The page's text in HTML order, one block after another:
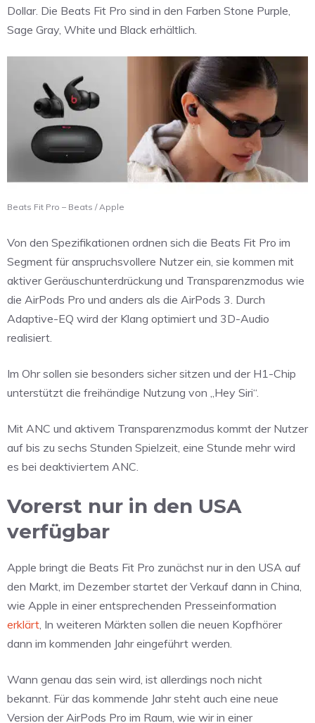
Dollar. Die Beats Fit Pro sind in den Farben Stone Purple,
Sage Gray, White und Black erhältlich.
Beats Fit Pro – Beats / Apple
Von den Spezifikationen ordnen sich die Beats Fit Pro im
Segment für anspruchsvollere Nutzer ein, sie kommen mit
aktiver Geräuschunterdrückung und Transparenzmodus wie
die AirPods Pro und anders als die AirPods 3. Durch
Adaptive-EQ wird der Klang optimiert und 3D-Audio
realisiert.
Im Ohr sollen sie besonders sicher sitzen und der H1-Chip
unterstützt die freihändige Nutzung von „Hey Siri“.
Mit ANC und aktivem Transparenzmodus kommt der Nutzer
auf bis zu sechs Stunden Spielzeit, eine Stunde mehr wird
es bei deaktiviertem ANC.
Vorerst nur in den USA
verfügbar
Apple bringt die Beats Fit Pro zunächst nur in den USA auf
den Markt, im Dezember startet der Verkauf dann in China,
wie Apple in einer entsprechenden Presseinformation
erklärt , In weiteren Märkten sollen die neuen Kopfhörer
dann im kommenden Jahr eingeführt werden.
Wann genau das sein wird, ist allerdings noch nicht
bekannt. Für das kommende Jahr steht auch eine neue
Version der AirPods Pro im Raum, wie wir in einer